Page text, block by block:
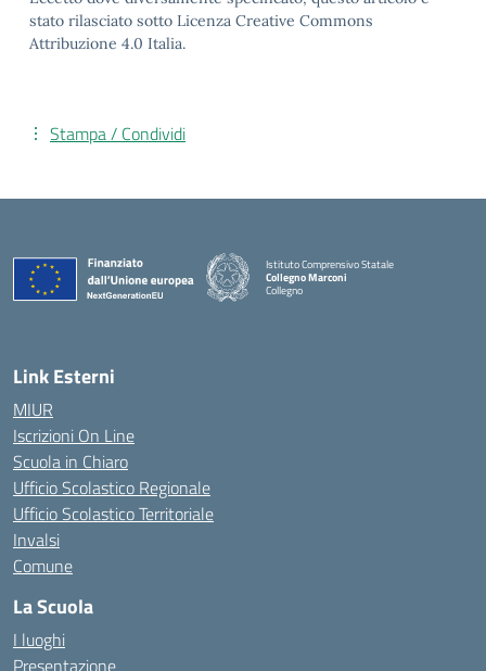
stato rilasciato sotto Licenza Creative Commons
Attribuzione 4.0 Italia.
Stampa / Condividi
Istituto Comprensivo Statale
Collegno Marconi
Collegno
Link Esterni
MIUR
Iscrizioni On Line
Scuola in Chiaro
Ufficio Scolastico Regionale
Ufficio Scolastico Territoriale
Invalsi
Comune
La Scuola
I luoghi
Presentazione